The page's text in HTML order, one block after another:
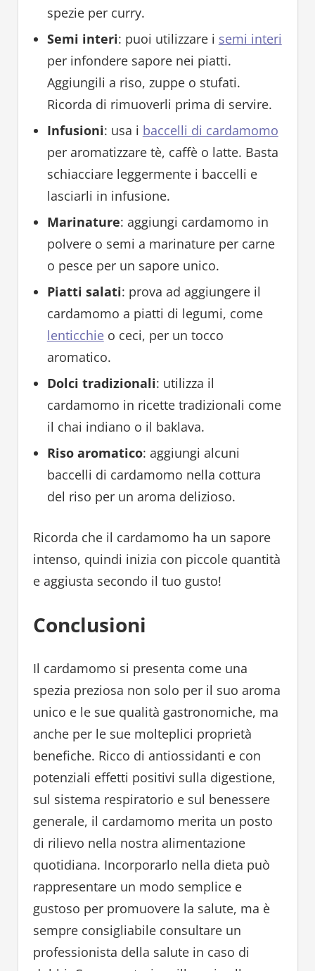
spezie per curry.
Semi interi: puoi utilizzare i semi interi
per infondere sapore nei piatti.
Aggiungili a riso, zuppe o stufati.
Ricorda di rimuoverli prima di servire.
Infusioni: usa i baccelli di cardamomo
per aromatizzare tè, caffè o latte. Basta
schiacciare leggermente i baccelli e
lasciarli in infusione.
Marinature: aggiungi cardamomo in
polvere o semi a marinature per carne
o pesce per un sapore unico.
Piatti salati: prova ad aggiungere il
cardamomo a piatti di legumi, come
lenticchieo ceci, per un tocco
aromatico.
Dolci tradizionali: utilizza il
cardamomo in ricette tradizionali come
il chai indiano o il baklava.
Riso aromatico: aggiungi alcuni
baccelli di cardamomo nella cottura
del riso per un aroma delizioso.
Ricorda che il cardamomo ha un sapore
intenso, quindi inizia con piccole quantità
e aggiusta secondo il tuo gusto!
Conclusioni
Il cardamomo si presenta come una
spezia preziosa non solo per il suo aroma
unico e le sue qualità gastronomiche, ma
anche per le sue molteplici proprietà
benefiche. Ricco di antiossidanti e con
potenziali effetti positivi sulla digestione,
sul sistema respiratorio e sul benessere
generale, il cardamomo merita un posto
di rilievo nella nostra alimentazione
quotidiana. Incorporarlo nella dieta può
rappresentare un modo semplice e
gustoso per promuovere la salute, ma è
sempre consigliabile consultare un
professionista della salute in caso di